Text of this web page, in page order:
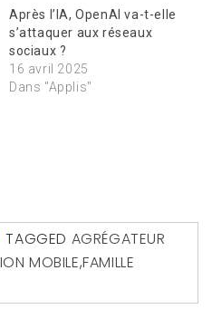
Après l’IA, OpenAI va-t-elle
s’attaquer aux réseaux
sociaux ?
16 avril 2025
Dans "Applis"
TAGGED AGRÉGATEUR
MOBILE,FAMILLE